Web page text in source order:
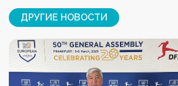
ДРУГИЕ НОВОСТИ